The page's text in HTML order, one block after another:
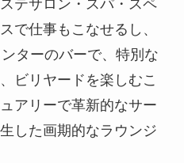
テサロン・スパ・スペ
で仕事もこなせるし、
ターのバーで、特別な
ビリヤードを楽しむこ
アリーで革新的なサー
した画期的なラウンジ